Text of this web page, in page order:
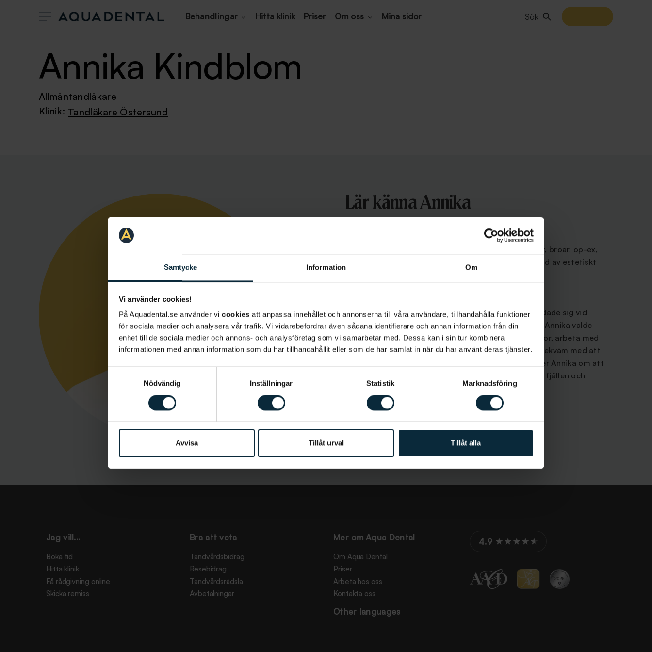
Samtycke Information Om
Vi använder cookies!
På Aquadental.se använder vi cookies att anpassa innehållet och annonserna till våra användare, tillhandahålla funktioner
för sociala medier och analysera vår trafik. Vi vidarebefordrar även sådana identifierare och annan information från din
enhet till de sociala medier och annons- och analysföretag som vi samarbetar med. Dessa kan i sin tur kombinera
informationen med annan information som du har tillhandahållit eller som de har samlat in när du har använt deras tjänster.
Samtyckesval
Nödvändig
Inställningar Statistik Marknadsföring
Avvisa Tillåt urval Tillåt alla
Behandlingar Hitta klinik Priser Om oss Mina sidor Sök
Annika Kindblom
Allmäntandläkare
Klinik: Tandläkare Östersund
Lär känna Annika
Basundersökning, tandblekning, kronor, broar, op-ex,
extraktioner, lagningar, enklare endodonti, intresserad av estetiskt
Annika Kindblom är tandläkare i Östersund och utbildade sig vid
Malmö Universitet och har sedan dess arbetat i 11 år. Annika valde
yrket på grund av möjligheterna att få möta människor, arbeta med
något praktiskt och göra skillnad. Annika är väldigt bekväm med att
behandla tandvårdsrädda patienter. På fritiden tycker Annika om att
umgås med familj och vänner, friluftsliv, skidor, vara i fjällen och
skogen.
Jag vill...
Boka tid
Hitta klinik
Få rådgivning online
Skicka remiss
Bra att veta
Tandvårdsbidrag
Resebidrag
Tandvårdsrädsla
Avbetalningar
Mer om Aqua Dental
Om Aqua Dental
Priser
Arbeta hos oss
Kontakta oss
Other languages
4.9